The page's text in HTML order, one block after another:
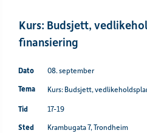
Kurs: Budsjett,
finansiering
08. september
Kurs: Budsjett,
17-19
Krambugata 7, Trondheim